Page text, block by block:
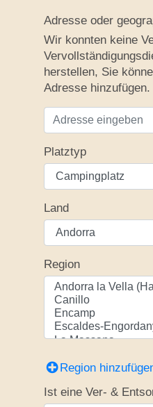
Adresse oder
Wir konnten keine
herstellen, Sie
Adresse hinzufügen.
Platztyp
Land
Region
Region
Ist eine Ver- &